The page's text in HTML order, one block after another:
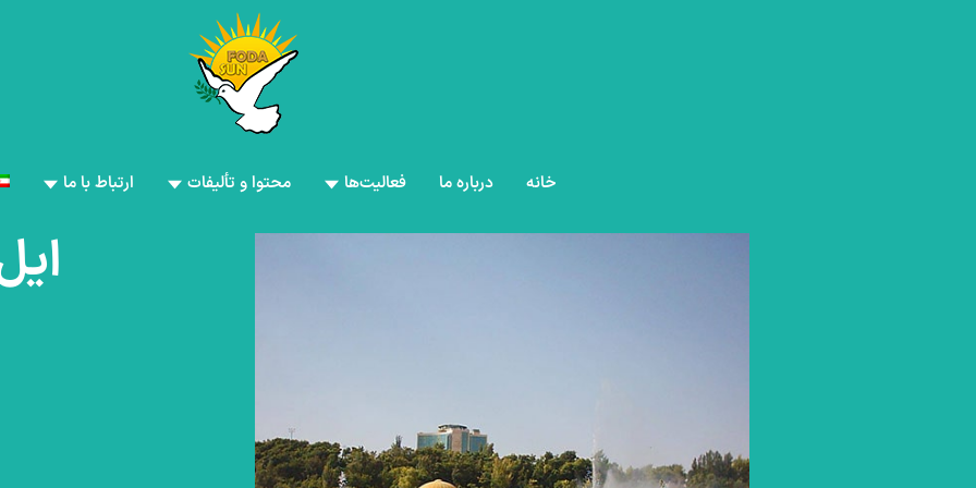
خانه درباره ما فعالیت‌ها محتوا و تألیفات ارتباط با ما